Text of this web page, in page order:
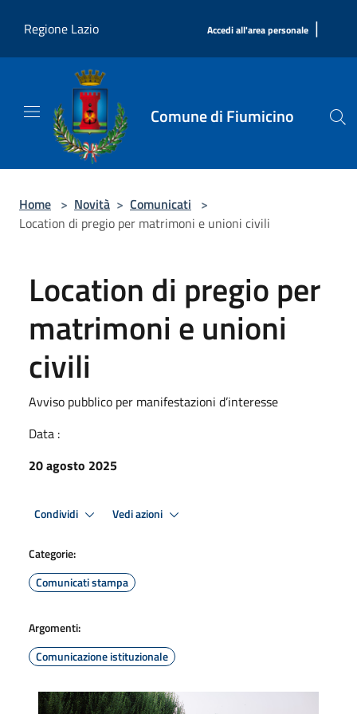
Regione Lazio
Accedi all'area personale |
Comune di Fiumicino
Home > Novità > Comunicati >
Location di pregio per matrimoni e unioni civili
Location di pregio per
matrimoni e unioni
civili
Avviso pubblico per manifestazioni d’interesse
Data :
20 agosto 2025
Condividi Vedi azioni
Categorie:
Comunicati stampa
Argomenti:
Comunicazione istituzionale